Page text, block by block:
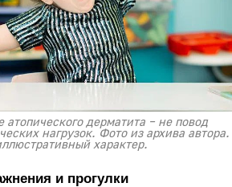
атопического дерматита – не повод
нагрузок. Фото из архива автора.
характер.
и прогулки